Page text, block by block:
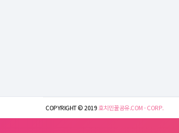
COPYRIGHT © 2019호치민꿀공유.COM - CORP.